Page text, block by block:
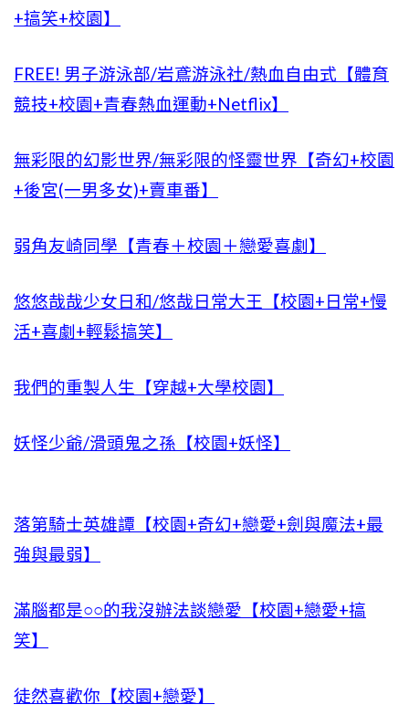
+搞笑+校園】
FREE! 男子游泳部/岩鳶游泳社/熱血自由式【體育
競技+校園+青春熱血運動+Netflix】
無彩限的幻影世界/無彩限的怪靈世界【奇幻+校園
+後宮(一男多女)+賣車番】
弱角友崎同學【青春＋校園＋戀愛喜劇】
悠悠哉哉少女日和/悠哉日常大王【校園+日常+慢
活+喜劇+輕鬆搞笑】
我們的重製人生【穿越+大學校園】
妖怪少爺/滑頭鬼之孫【校園+妖怪】
落第騎士英雄譚【校園+奇幻+戀愛+劍與魔法+最
強與最弱】
滿腦都是○○的我沒辦法談戀愛【校園+戀愛+搞
笑】
徒然喜歡你【校園+戀愛】